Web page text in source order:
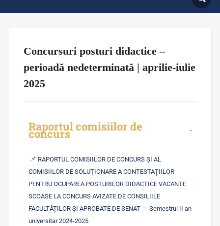
Concursuri posturi didactice –
perioadă nedeterminată | aprilie-iulie
2025
Raportul comisiilor de
concurs
📌 RAPORTUL COMISIILOR DE CONCURS ȘI AL
COMISIILOR DE SOLUȚIONARE A CONTESTAȚIILOR
PENTRU OCUPAREA POSTURILOR DIDACTICE VACANTE
SCOASE LA CONCURS AVIZATE DE CONSILIILE
FACULTĂȚILOR ȘI APROBATE DE SENAT– Semestrul II an
universitar 2024-2025